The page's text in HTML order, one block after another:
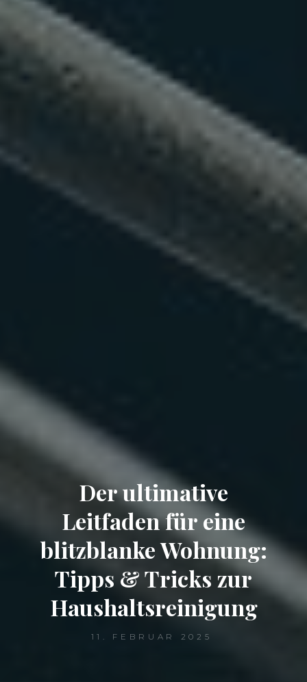
Der ultimative
Leitfaden für eine
blitzblanke Wohnung:
Tipps & Tricks zur
Haushaltsreinigung
11. FEBRUAR 2025